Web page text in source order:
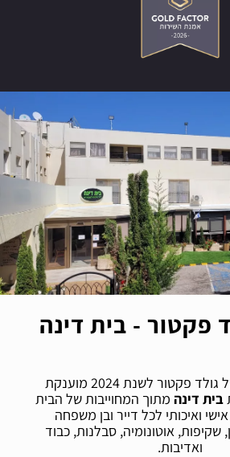
פקטור - בית דינה
אמנת השירות של גולד פקטור לשנת 2024 מוענקת
בית דינה מתוך המחוייבות של הבית
ואיכותי לכל דייר ובן משפחה
אוטונומיה, סבלנות, כבוד
ואדיבות.